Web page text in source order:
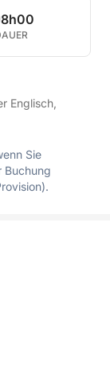
8h00
Englisch,
Sie
Buchung